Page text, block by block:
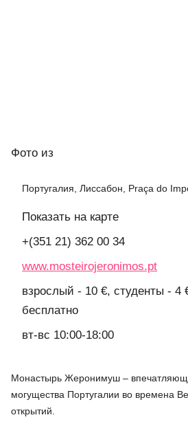
Фото из
Португалия, Лиссабон, Praça do
Показать на карте
+(351 21) 362 00 34
www.mosteirojeronimos.pt
взрослый - 10 €, студенты - 4
бесплатно
вт-вс 10:00-18:00
Монастырь Жеронимуш –
могущества Португалии во времена
открытий.